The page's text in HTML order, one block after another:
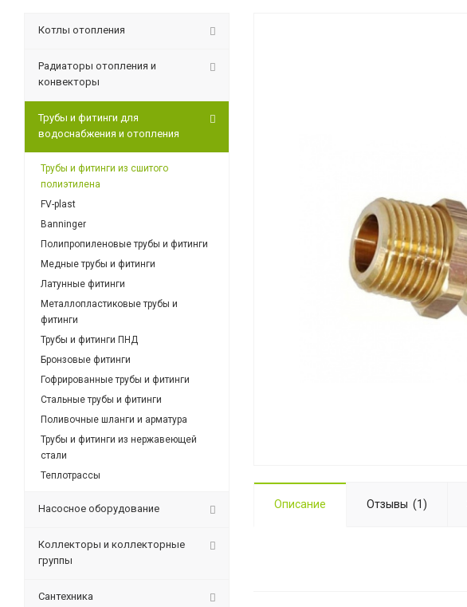
Описание Отзывы (1)
Котлы отопления
Радиаторы отопления и
конвекторы
Трубы и фитинги для
водоснабжения и отопления
Трубы и фитинги из сшитого
полиэтилена
FV-plast
Banninger
Полипропиленовые трубы и фитинги
Медные трубы и фитинги
Латунные фитинги
Металлопластиковые трубы и
фитинги
Трубы и фитинги ПНД
Бронзовые фитинги
Гофрированные трубы и фитинги
Стальные трубы и фитинги
Поливочные шланги и арматура
Трубы и фитинги из нержавеющей
стали
Теплотрассы
Насосное оборудование
Коллекторы и коллекторные
группы
Сантехника